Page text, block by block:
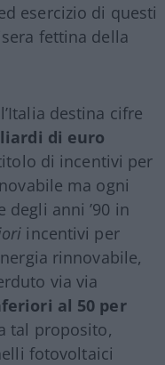
esercizio di questi
fettina della
destina cifre
di euro
di incentivi per
ma ogni
anni ’90 in
incentivi per
rinnovabile,
via via
al 50 per
tal proposito,
fotovoltaici